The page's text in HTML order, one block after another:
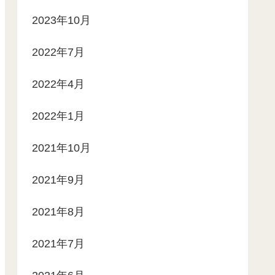
2023年10月
2022年7月
2022年4月
2022年1月
2021年10月
2021年9月
2021年8月
2021年7月